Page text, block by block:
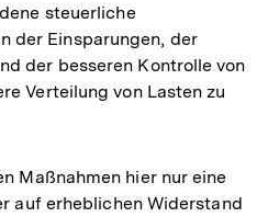
steuerliche
der Einsparungen, der
der besseren Kontrolle von
Verteilung von Lasten zu
Maßnahmen hier nur eine
auf erheblichen Widerstand